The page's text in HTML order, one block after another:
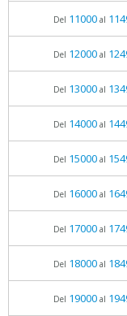
Del 11000al
Del 12000al
Del 13000al
Del 14000al
Del 15000al
Del 16000al
Del 17000al
Del 18000al
Del 19000al